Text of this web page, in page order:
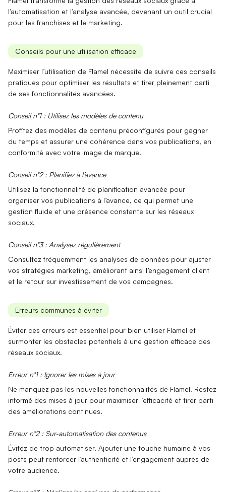
l’automatisation et l’analyse avancée, devenant un outil crucial
pour les franchises et le marketing.
Conseils pour une utilisation efficace
Maximiser l’utilisation de Flamel nécessite de suivre ces conseils
pratiques pour optimiser les résultats et tirer pleinement parti
de ses fonctionnalités avancées.
Conseil n°1 : Utilisez les modèles de contenu
Profitez des modèles de contenu préconfigurés pour gagner
du temps et assurer une cohérence dans vos publications, en
conformité avec votre image de marque.
Conseil n°2 : Planifiez à l’avance
Utilisez la fonctionnalité de planification avancée pour
organiser vos publications à l’avance, ce qui permet une
gestion fluide et une présence constante sur les réseaux
sociaux.
Conseil n°3 : Analysez régulièrement
Consultez fréquemment les analyses de données pour ajuster
vos stratégies marketing, améliorant ainsi l’engagement client
et le retour sur investissement de vos campagnes.
Erreurs communes à éviter
Éviter ces erreurs est essentiel pour bien utiliser Flamel et
surmonter les obstacles potentiels à une gestion efficace des
réseaux sociaux.
Erreur n°1 : Ignorer les mises à jour
Ne manquez pas les nouvelles fonctionnalités de Flamel. Restez
informé des mises à jour pour maximiser l’efficacité et tirer parti
des améliorations continues.
Erreur n°2 : Sur-automatisation des contenus
Évitez de trop automatiser. Ajouter unetouche humaine à vos
posts peut renforcer l’authenticité et l’engagement auprès de
votre audience.